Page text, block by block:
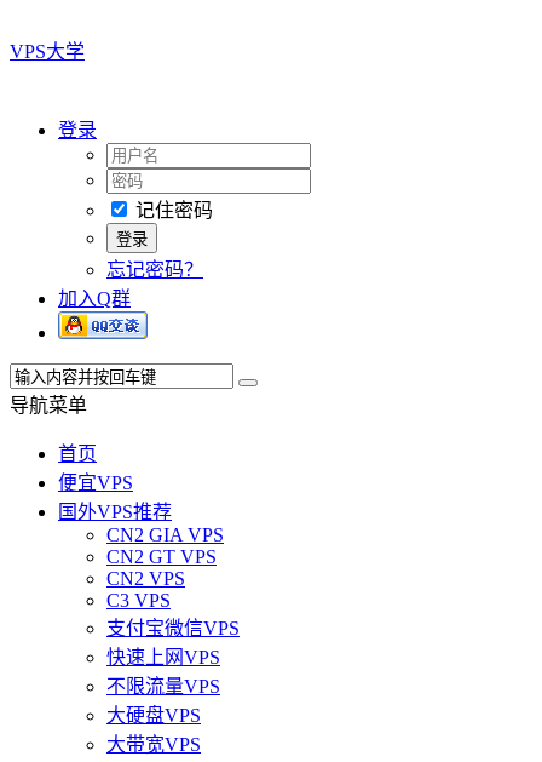
VPS大学
登录
记住密码
忘记密码？
加入Q群
导航菜单
首页
便宜VPS
国外VPS推荐
CN2 GIA VPS
CN2 GT VPS
CN2 VPS
C3 VPS
支付宝微信VPS
快速上网VPS
不限流量VPS
大硬盘VPS
大带宽VPS